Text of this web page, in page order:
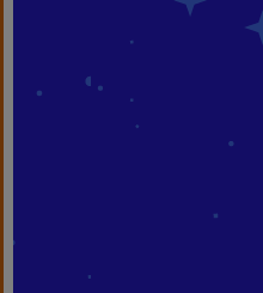
groep 4
groep 5